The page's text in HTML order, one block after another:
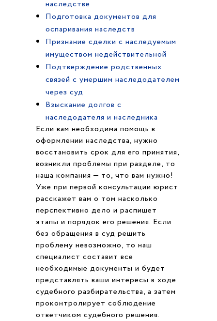
наследстве
Подготовка документов для
оспаривания наследств
Признание сделки с наследуемым
имуществом недействительной
Подтверждение родственных
связей с умершим наследодателем
через суд
Взыскание долгов с
наследодателя и наследника
Если вам необходима помощь в
оформлении наследства, нужно
восстановить срок для его принятия,
возникли проблемы при разделе, то
наша компания — то, что вам нужно!
Уже при первой консультации юрист
расскажет вам о том насколько
перспективно дело и распишет
этапы и порядок его решения. Если
без обращения в суд решить
проблему невозможно, то наш
специалист составит все
необходимые документы и будет
представлять ваши интересы в ходе
судебного разбирательства, а затем
проконтролирует соблюдение
ответчиком судебного решения.